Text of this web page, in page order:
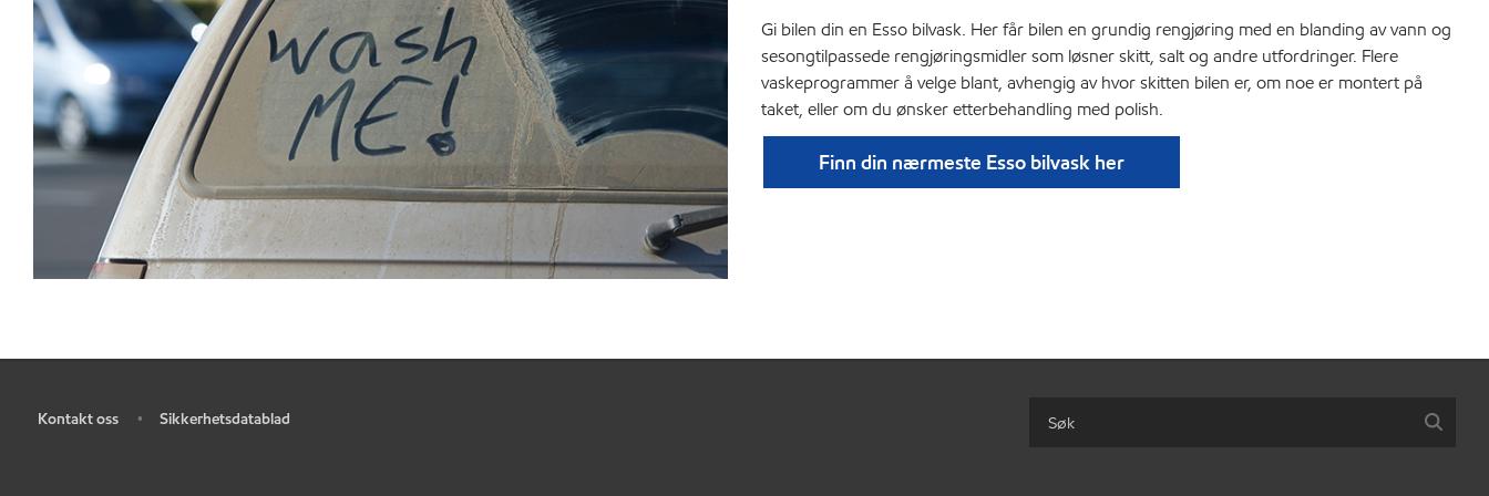
Gi bilen din en Esso bilvask. Her får bilen en grundig rengjøring med en blanding av vann og
sesongtilpassede rengjøringsmidler som løsner skitt, salt og andre utfordringer. Flere
vaskeprogrammer å velge blant, avhengig av hvor skitten bilen er, om noe er montert på
taket, eller om du ønsker etterbehandling med polish.
Finn din nærmeste Esso bilvask her
Kontakt oss • Sikkerhetsdatablad